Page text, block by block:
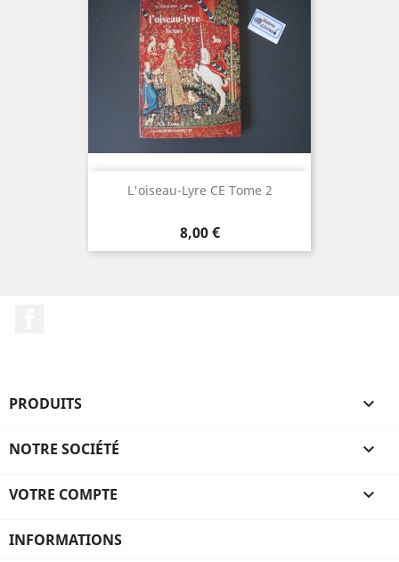
L'oiseau-Lyre CE Tome 2
Prix
8,00 €
PRODUITS 
NOTRE SOCIÉTÉ 
VOTRE COMPTE 
INFORMATIONS